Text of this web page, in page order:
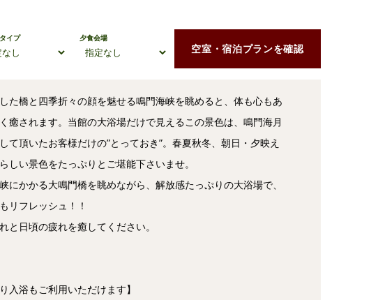
イプ 夕食会場
空室・宿泊プランを確認
た橋と四季折々の顔を魅せる鳴門海峡を眺めると、体も心もあ
癒されます。当館の大浴場だけで見えるこの景色は、鳴門海月
て頂いたお客様だけの”とっておき”。春夏秋冬、朝日・夕映え
しい景色をたっぷりとご堪能下さいませ。
にかかる大鳴門橋を眺めながら、解放感たっぷりの大浴場で、
リフレッシュ！！
と日頃の疲れを癒してください。
り入浴もご利用いただけます】